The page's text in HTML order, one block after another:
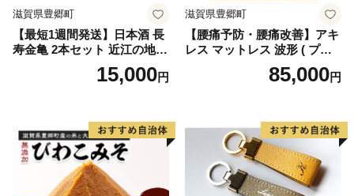
滋賀県豊郷町
【最短1週間発送】日本酒 長
寿金亀 2本セット 近江の地酒
酒 お酒 地酒 アルコール セッ
15,000円
滋賀県豊郷町
【腰痛予防・腰痛改善】アキ
レス マットレス 波形 ( プロ
ファイル ) 加工 コスパ 体圧
分散 敷き布団 かため 8cm 18
グルマットレス 日用品 滋賀
県 豊郷町
85,000円